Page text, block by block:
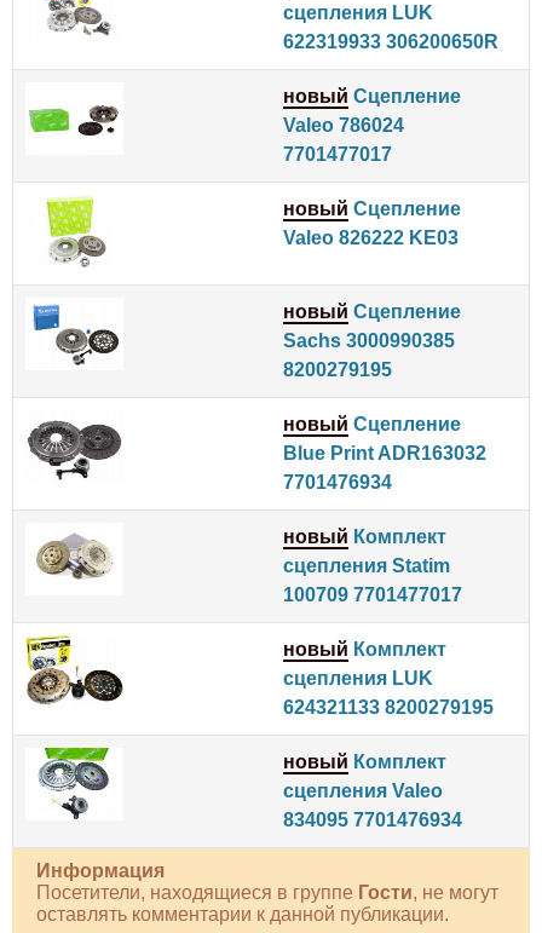
сцепления LUK
622319933 306200650R
новый Сцепление
Valeo 786024
7701477017
новый Сцепление
Valeo 826222 KE03
новый Сцепление
Sachs 3000990385
8200279195
новый Сцепление
Blue Print ADR163032
7701476934
новый Комплект
сцепления Statim
100709 7701477017
новый Комплект
сцепления LUK
624321133 8200279195
новый Комплект
сцепления Valeo
834095 7701476934
Информация
Посетители, находящиеся в группе Гости, не могут
оставлять комментарии к данной публикации.